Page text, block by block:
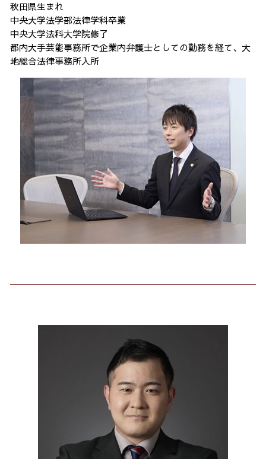
秋田県生まれ
中央大学法学部法律学科卒業
中央大学法科大学院修了
都内大手芸能事務所で企業内弁護士としての勤務を経て、大
地総合法律事務所入所